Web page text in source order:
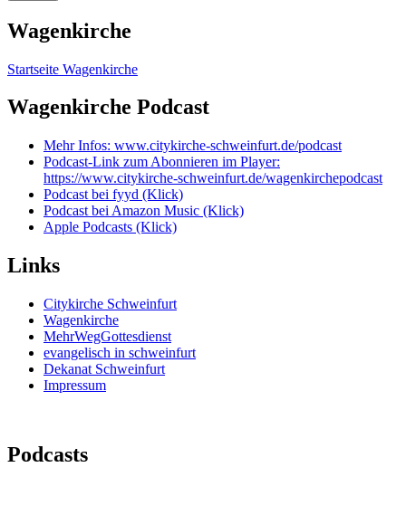
Wagenkirche
Startseite Wagenkirche
Wagenkirche Podcast
Mehr Infos: www.citykirche-schweinfurt.de/podcast
Podcast-Link zum Abonnieren im Player:
https://www.citykirche-schweinfurt.de/wagenkirchepodcast
Podcast bei fyyd (Klick)
Podcast bei Amazon Music (Klick)
Apple Podcasts (Klick)
Links
Citykirche Schweinfurt
Wagenkirche
MehrWegGottesdienst
evangelisch in schweinfurt
Dekanat Schweinfurt
Impressum
Podcasts